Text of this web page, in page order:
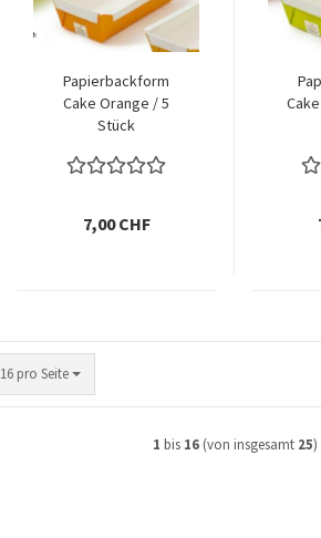
Papierbackform
Cake Orange / 5
Stück
7,00 CHF
16 pro Seite
pro Seite
1 bis 16(von insgesamt 25)